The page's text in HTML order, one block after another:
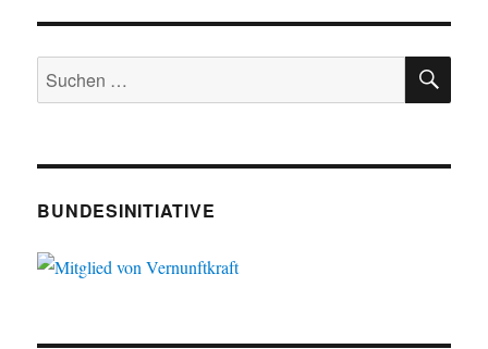
Suche
nach:
BUNDESINITIATIVE